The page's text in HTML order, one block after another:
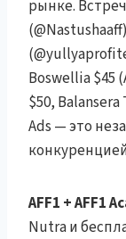
рынке.
Boswellia $45
$50,
Ads — это
AFF1 + AFF1
Nutra и